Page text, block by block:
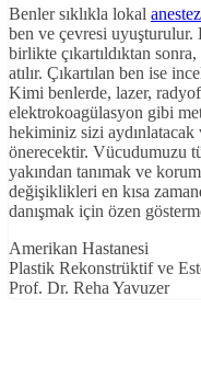
Benler sıklıkla lokal
ben ve çevresi
birlikte çıkartıldıktan
atılır. Çıkartılan ben ise
Kimi benlerde, lazer,
elektrokoagülasyon gibi
hekiminiz sizi
önerecektir. Vücudumuzu
yakından tanımak ve
değişiklikleri en kısa
danışmak için özen
Amerikan Hastanesi
Plastik Rekonstrüktif ve
Prof. Dr. Reha Yavuzer